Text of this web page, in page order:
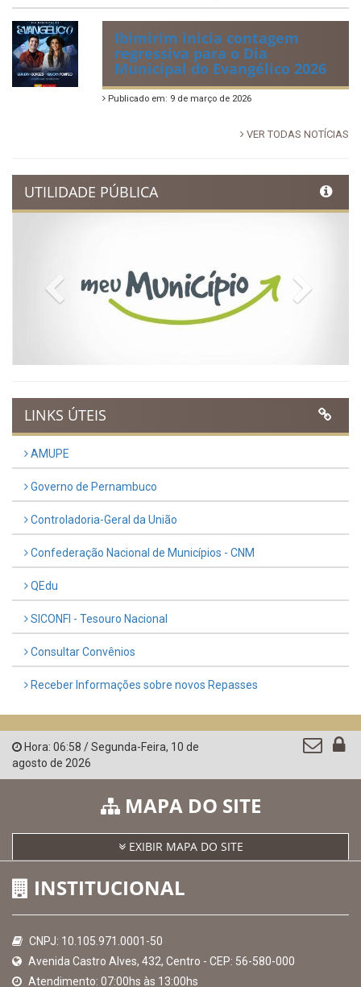
Ibimirim inicia contagem
regressiva para o Dia
Municipal do Evangélico 2026
Publicado em: 9 de março de 2026
VER TODAS NOTÍCIAS
UTILIDADE PÚBLICA
Previous
LINKS ÚTEIS
AMUPE
Governo de Pernambuco
Controladoria-Geral da União
Confederação Nacional de Municípios - CNM
QEdu
SICONFI - Tesouro Nacional
Consultar Convênios
Receber Informações sobre novos Repasses
Hora: 06:58 /Segunda-Feira, 10 de
agosto de 2026
MAPA DO SITE
EXIBIR MAPA DO SITE
INSTITUCIONAL
CNPJ: 10.105.971.0001-50
Avenida Castro Alves, 432, Centro - CEP: 56-580-000
Atendimento: 07:00hs às 13:00hs